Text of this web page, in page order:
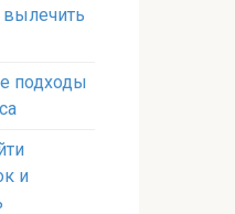
подходы
и